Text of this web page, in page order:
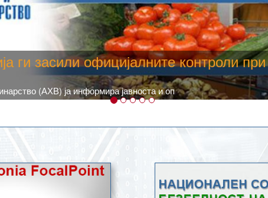
ризик од труење со храна, опасни
на дневните температури, кое според метеоролозите во
од појава на труење со храна.